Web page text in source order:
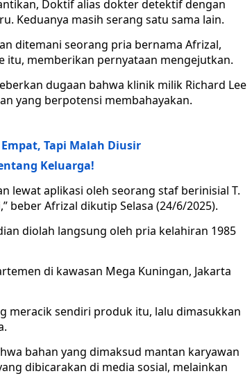
Doktif alias dokter detektif dengan
Keduanya masih serang satu sama lain.
ditemani seorang pria bernama Afrizal,
itu, memberikan pernyataan mengejutkan.
dugaan bahwa klinik milik Richard Lee
yang berpotensi membahayakan.
Tapi Malah Diusir
Keluarga!
lewat aplikasi oleh seorang staf berinisial T.
beber Afrizal dikutip Selasa (24/6/2025).
diolah langsung oleh pria kelahiran 1985
di kawasan Mega Kuningan, Jakarta
meracik sendiri produk itu, lalu dimasukkan
bahan yang dimaksud mantan karyawan
dibicarakan di media sosial, melainkan